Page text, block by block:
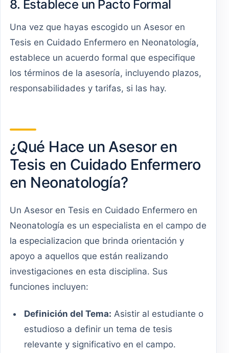
8. Establece un Pacto Formal
Una vez que hayas escogido un Asesor en
Tesis en Cuidado Enfermero en Neonatología,
establece un acuerdo formal que especifique
los términos de la asesoría, incluyendo plazos,
responsabilidades y tarifas, si las hay.
¿Qué Hace un Asesor en
Tesis en Cuidado Enfermero
en Neonatología?
Un Asesor en Tesis en Cuidado Enfermero en
Neonatología es un especialista en el campo de
la especializacion que brinda orientación y
apoyo a aquellos que están realizando
investigaciones en esta disciplina. Sus
funciones incluyen:
Definición del Tema: Asistir al estudiante o
estudioso a definir un tema de tesis
relevante y significativo en el campo.